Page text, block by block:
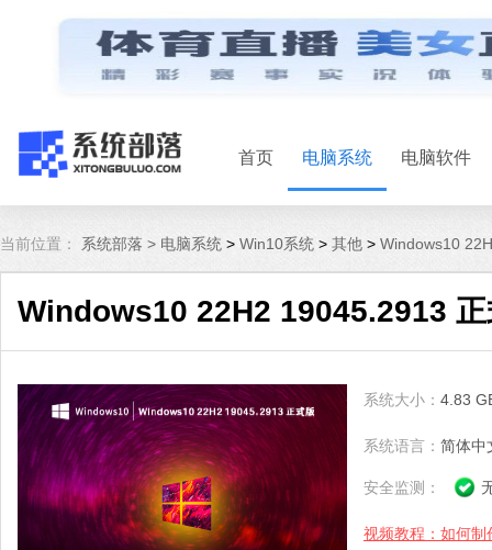
首页 电脑系统 电脑软件
当前位置： 系统部落 > 电脑系统 > Win10系统 > 其他 > Windows10
Windows10 22H2 19045.2913
系统大小： 4.83
系统语言： 简体中
安全监测：
视频教程：如何制